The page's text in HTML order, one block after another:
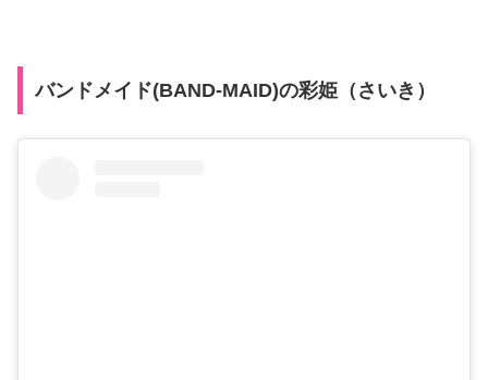
バンドメイド(BAND-MAID)の彩姫（さいき）